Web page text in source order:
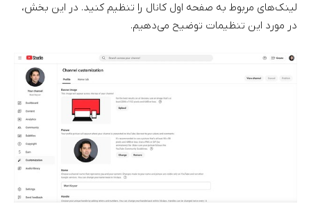
لینک‌های مربوط به صفحه اول کانال را تنظیم کنید. در این بخش،
در مورد این تنظیمات توضیح می‌دهیم.